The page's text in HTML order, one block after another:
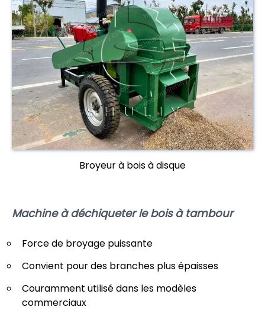
Broyeur à bois à disque
Machine à déchiqueter le bois à tambour
Force de broyage puissante
Convient pour des branches plus épaisses
Couramment utilisé dans les modèles
commerciaux